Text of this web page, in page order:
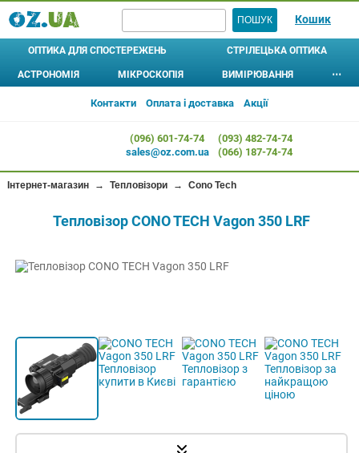
Кошик
ОПТИКА ДЛЯ СПОСТЕРЕЖЕНЬ
ШТАТИВИ
СТРІЛЕЦЬКА ОПТИКА
ПРИЦІЛИ ОПТИЧНІ
ПРИЦІЛИ ЛАЗЕРНІ (ЛЦВ)
КРІПЛЕННЯ ДЛЯ ПРИЦІЛІВ
ТЕПЛОВІЗОРИ
ДАЛЕКОМІРИ
АСТРОНОМІЯ
Для дітей
АСТРОБІНОКЛІ⊚⊚
ФІЛЬТРИ
МІКРОСКОПІЯ
МІКРОСКОПИ
Шкільні
Лабораторні
Кишенькові
Цифрові
ЦИФРОВІ КАМЕРИ
ІНСТРУМЕНТИ, МАТЕРІАЛИ
ВИМІРЮВАННЯ
АЛКОТЕСТЕРИ
АНЕМОМЕТРИ
ДАТЧИКИ
⋯
Контакти Оплата і доставка Акції
(096) 601-74-74
sales@oz.com.ua
(093) 482-74-74
(066) 187-74-74
Інтернет-магазин → Тепловізори → Cono Tech
Тепловізор CONO TECH Vagon 350 LRF